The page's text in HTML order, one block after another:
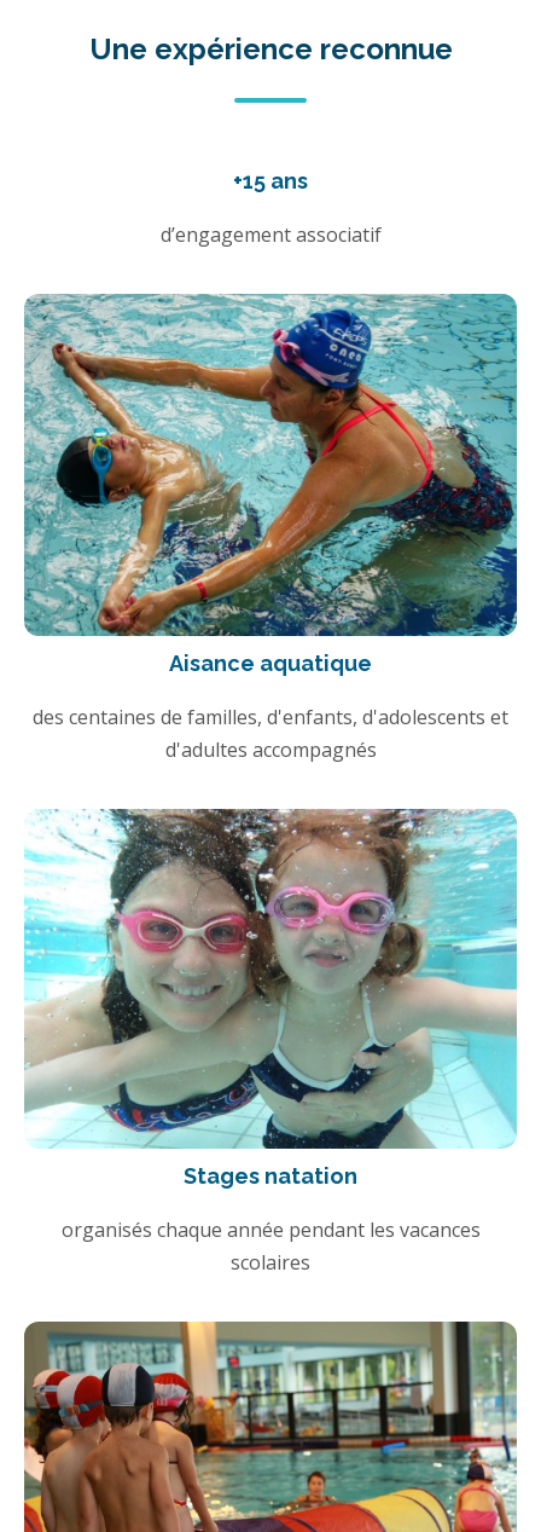
Une expérience reconnue
+15 ans
d’engagement associatif
Aisance aquatique
des centaines de familles, d'enfants, d'adolescents et
d'adultes accompagnés
Stages natation
organisés chaque année pendant les vacances
scolaires